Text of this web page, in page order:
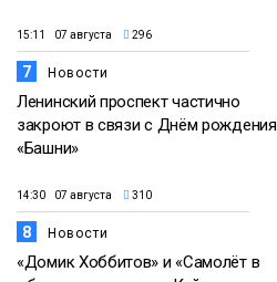
15:11 07 августа 296
7 Новости
Ленинский проспект частично
закроют в связи с Днём рождения
«Башни»
14:30 07 августа 310
8 Новости
«Домик Хоббитов» и «Самолёт в